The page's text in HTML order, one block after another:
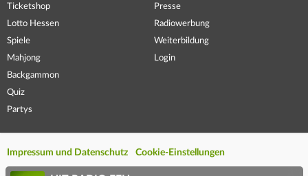
Ticketshop
Lotto Hessen
Spiele
Mahjong
Backgammon
Quiz
Partys
Presse
Radiowerbung
Weiterbildung
Login
Impressum und Datenschutz Cookie-Einstellungen